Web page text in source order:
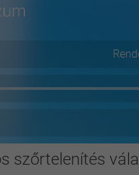
szőrtelenítés